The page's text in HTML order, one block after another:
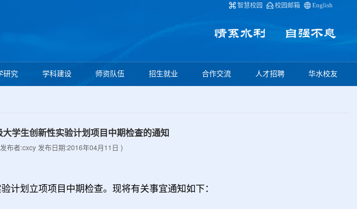
智慧校园 校园邮箱 English
研究 学科建设 师资队伍 招生就业 合作交流 人才招聘 华水校友
学生创新性实验计划项目中期检查的通知
布者:cxcy 发布日期:2016年04月11日 )
计划立项项目中期检查。现将有关事宜通知如下：